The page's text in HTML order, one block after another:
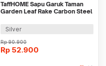
TaffHOME Sapu Garuk Taman
Garden Leaf Rake Carbon Steel
Silver
Rp90.900
Rp 52.900